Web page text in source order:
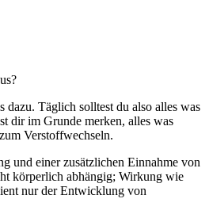
Täglich solltest du also alles was
dir im Grunde merken, alles was
Verstoffwechseln.
und einer zusätzlichen Einnahme von
körperlich abhängig; Wirkung wie
nur der Entwicklung von